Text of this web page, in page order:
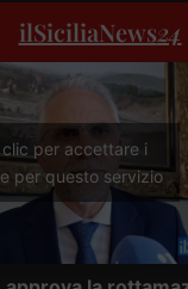
ilSiciliaNews24
clic per accettare i
per questo servizio